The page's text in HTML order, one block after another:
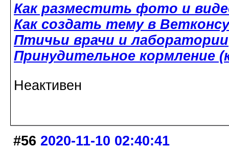
Как разместить фото и
Как создать тему в
Птичьи врачи и лаборатории
Принудительное кормление
Неактивен
#56 2020-11-10 02:40:41